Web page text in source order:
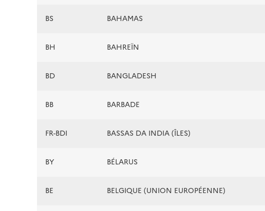
BS BAHAMAS
BH BAHREÏN
BD BANGLADESH
BB BARBADE
FR-BDI BASSAS DA INDIA (ÎLES)
BY BÉLARUS
BE BELGIQUE (UNION EUROPÉENNE)